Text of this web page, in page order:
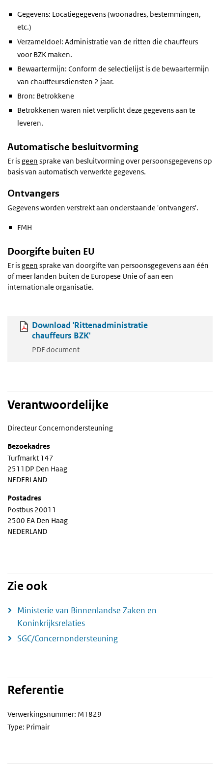
Gegevens: Locatiegegevens (woonadres, bestemmingen,
etc.)
Verzameldoel: Administratie van de ritten die chauffeurs
voor BZK maken.
Bewaartermijn: Conform de selectielijst is de bewaartermijn
van chauffeursdiensten 2 jaar.
Bron: Betrokkene
Betrokkenen waren niet verplicht deze gegevens aan te
leveren.
Automatische besluitvorming
Er isgeen sprake van besluitvorming over persoonsgegevens op
basis van automatisch verwerkte gegevens.
Ontvangers
Gegevens worden verstrekt aan onderstaande 'ontvangers'.
FMH
Doorgifte buiten EU
Er isgeen sprake van doorgifte van persoonsgegevens aan één
of meer landen buiten de Europese Unie of aan een
internationale organisatie.
Download 'Rittenadministratie
chauffeurs BZK'
PDF document
Verantwoordelijke
Directeur Concernondersteuning
Bezoekadres
Turfmarkt 147
2511DP Den Haag
NEDERLAND
Postadres
Postbus 20011
2500 EA Den Haag
NEDERLAND
Zie ook
Ministerie van Binnenlandse Zaken en
Koninkrijksrelaties
SGC/Concernondersteuning
Referentie
Verwerkingsnummer: M1829
Type: Primair